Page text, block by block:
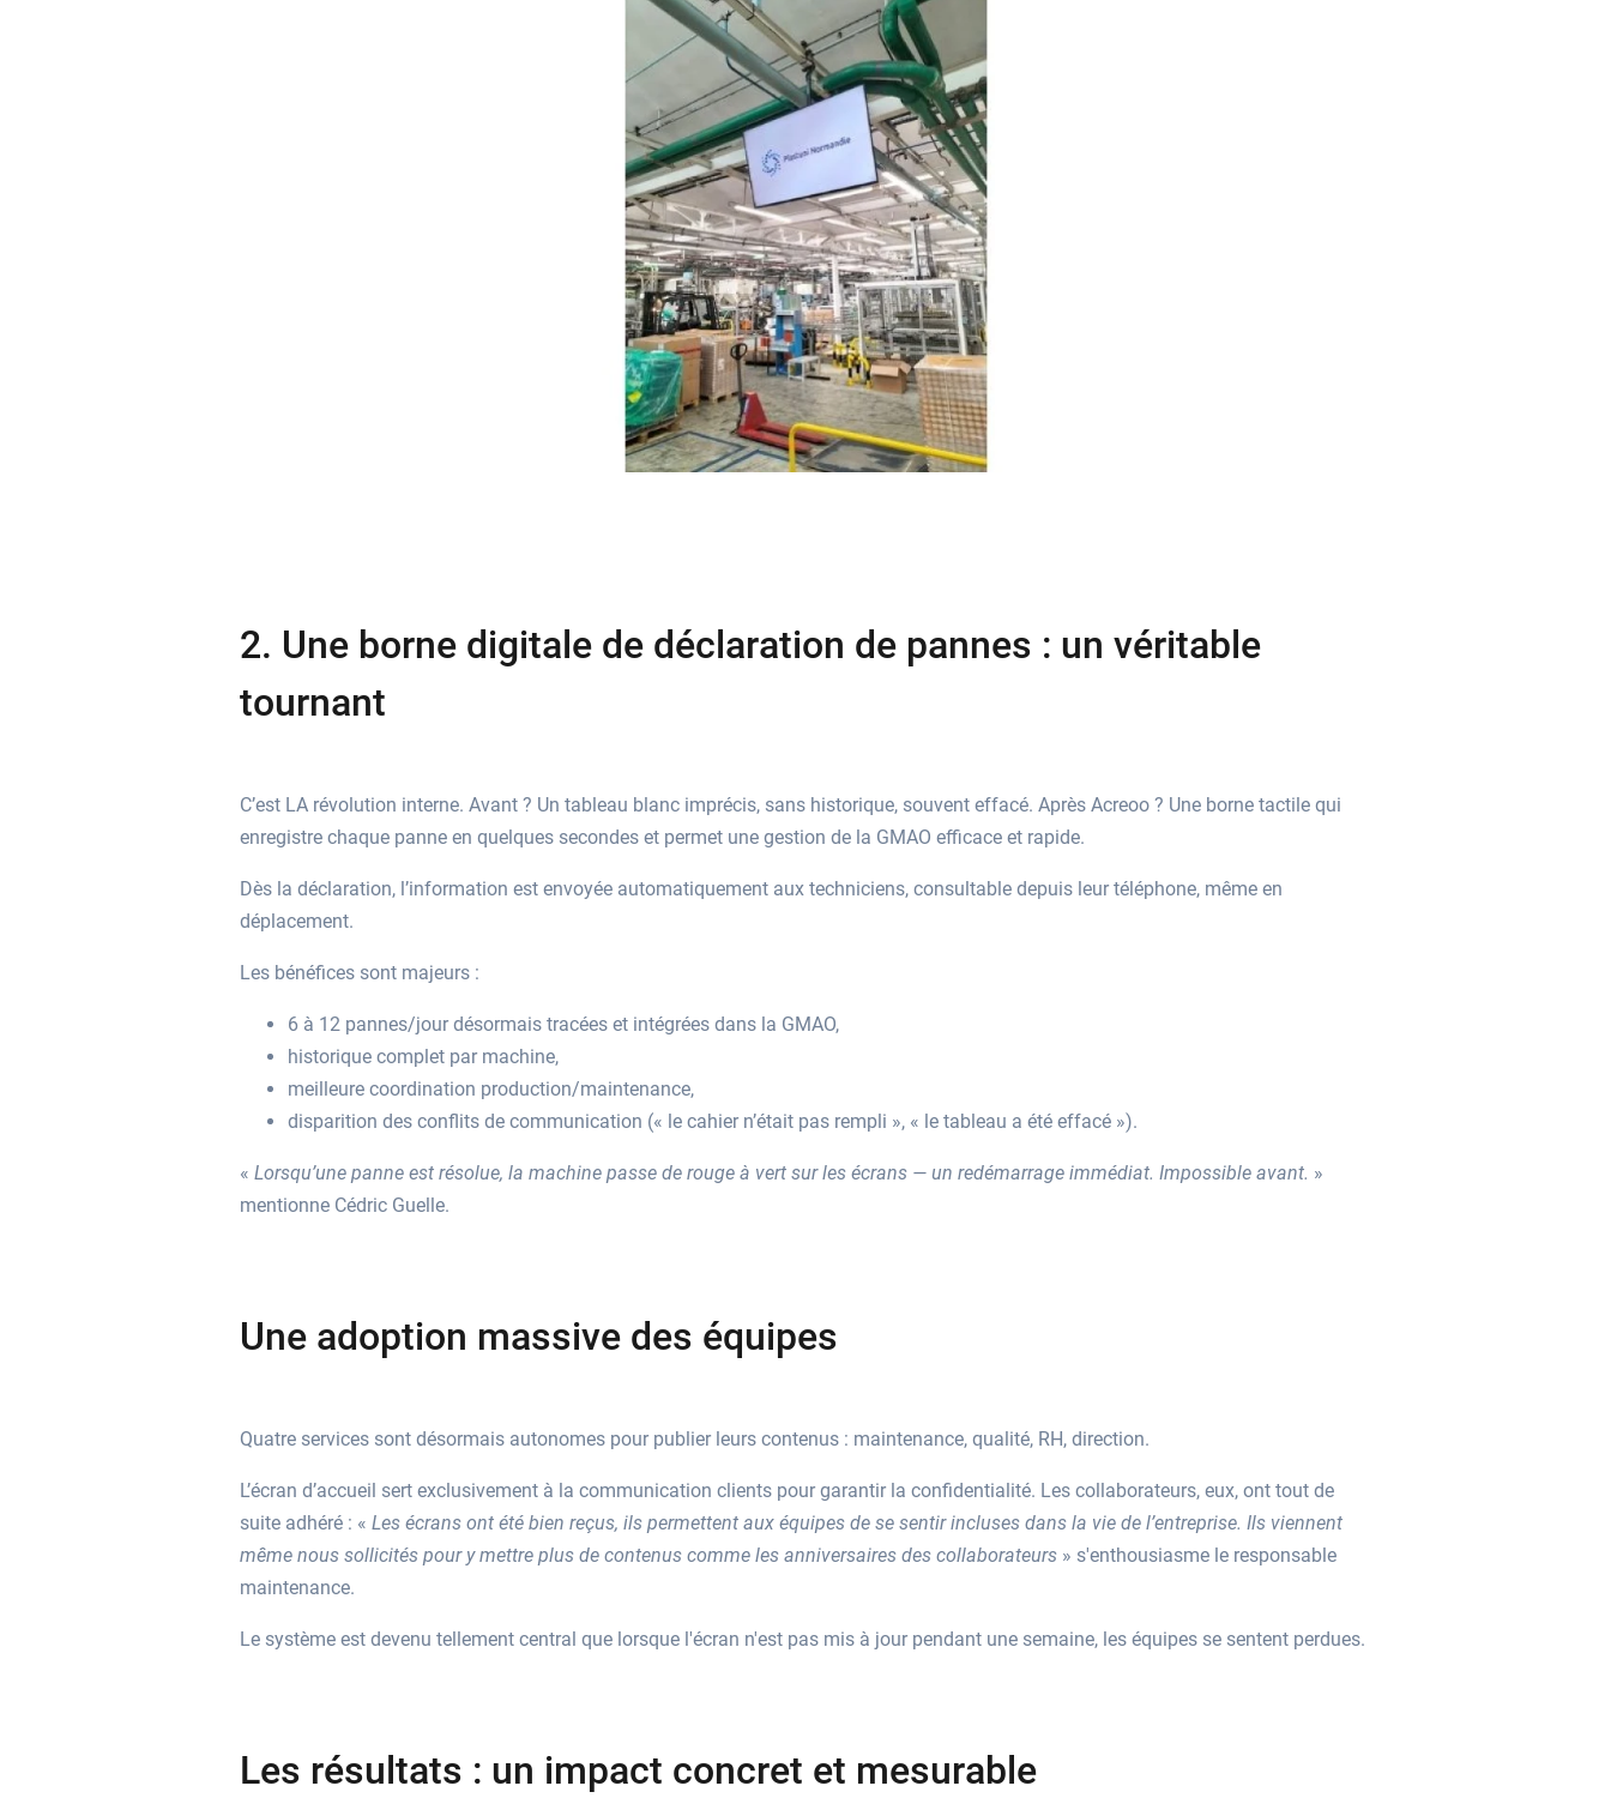
2. Une borne digitale de déclaration de pannes : un véritable
tournant
C’est LA révolution interne. Avant ? Un tableau blanc imprécis, sans historique, souvent effacé. Après Acreoo ? Une borne tactile qui
enregistre chaque panne en quelques secondes et permet une gestion de la GMAO efficace et rapide.
Dès la déclaration, l’information est envoyée automatiquement aux techniciens, consultable depuis leur téléphone, même en
déplacement.
Les bénéfices sont majeurs :
6 à 12 pannes/jour désormais tracées et intégrées dans la GMAO,
historique complet par machine,
meilleure coordination production/maintenance,
disparition des conflits de communication (« le cahier n’était pas rempli », « le tableau a été effacé »).
« Lorsqu’une panne est résolue, la machine passe de rouge à vert sur les écrans — un redémarrage immédiat. Impossible avant. »
mentionne Cédric Guelle.
Une adoption massive des équipes
Quatre services sont désormais autonomes pour publier leurs contenus : maintenance, qualité, RH, direction.
L’écran d’accueil sert exclusivement à la communication clients pour garantir la confidentialité. Les collaborateurs, eux, ont tout de
suite adhéré : « Les écrans ont été bien reçus, ils permettent aux équipes de se sentir incluses dans la vie de l’entreprise. Ils viennent
même nous sollicités pour y mettre plus de contenus comme les anniversaires des collaborateurs» s'enthousiasme le responsable
maintenance.
Le système est devenu tellement central que lorsque l'écran n'est pas mis à jour pendant une semaine, les équipes se sentent perdues.
Les résultats : un impact concret et mesurable